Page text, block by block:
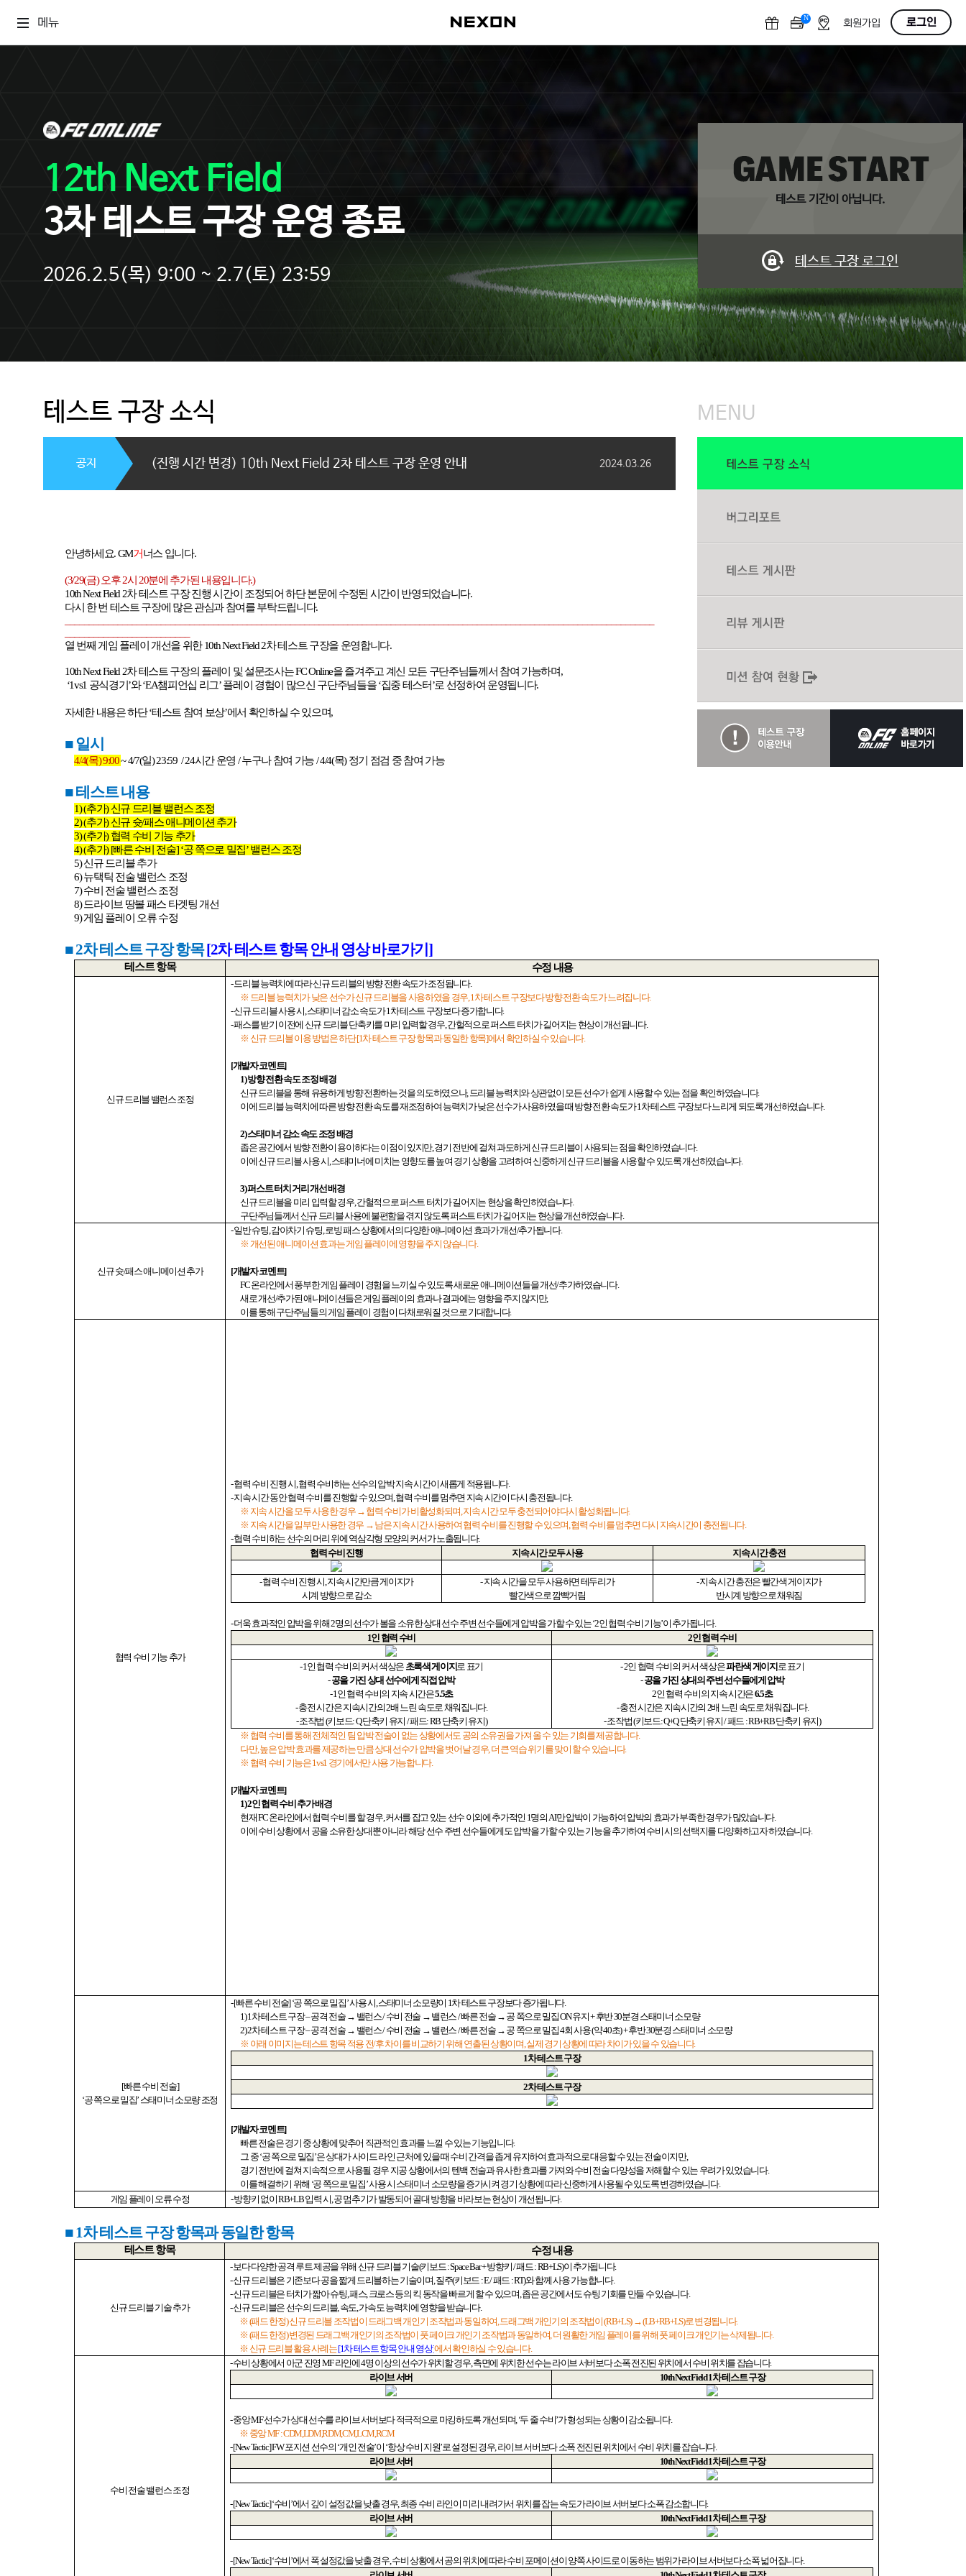
메뉴 N
F
회원가입 로그인
테스트 구장 로그인
테스트 기간이 아닙니다.
12th Next Field
3차 테스트 구장 운영 종료
2026.2.5(목) 9:00 ~ 2.7(토) 23:59
테스트 구장 소식
(진행 시간 변경) 10th Next Field 2차 테스트 구장 운영 안내
공지 2024.03.26
안녕하세요. GM거너스 입니다.
(3/29(금)오후 2시 20분에 추가된 내용입니다.)
10th Next Field 2차 테스트 구장 진행 시간이 조정되어 하단 본문에 수정된 시간이 반영되었습니다.
다시 한 번 테스트 구장에 많은 관심과 참여를 부탁드립니다.
열 번째 게임 플레이 개선을 위한10th Next Field 2차 테스트 구장을 운영합니다.
10th Next Field 2차 테스트 구장의 플레이 및 설문조사는FC Online을 즐겨주고 계신 모든 구단주님들께서 참여 가능하며,
‘1vs1 공식경기 ’와‘EA챔피언십 리그’플레이 경험이 많으신 구단주님들을‘집중 테스터’로 선정하여 운영됩니다.
자세한 내용은 하단‘테스트 참여 보상’에서 확인하실 수 있으며,
■일시
4/4(목) 9:00~ 4/7(일) 23:59 / 24시간 운영 /누구나 참여 가능/ 4/4(목)정기 점검 중 참여 가능
■테스트 내용
1) (추가)신규 드리블 밸런스 조정
2) (추가)신규 슛/패스 애니메이션 추가
3) (추가)협력 수비 기능 추가
4) (추가) [빠른 수비 전술] ‘공 쪽으로 밀집’밸런스 조정
5)신규 드리블 추가
6)뉴택틱 전술 밸런스 조정
7)수비 전술 밸런스 조정
8)드라이브 땅볼 패스 타겟팅 개선
9)게임 플레이 오류 수정
■ 2차 테스트 구장 항목[2차 테스트항목 안내 영상바로가기]
테스트 항목 수정 내용
신규드리블 밸런스 조정
-드리블 능력치에 따라 신규 드리블의 방향 전환 속도가 조정됩니다.
※ 드리블 능력치가 낮은 선수가 신규 드리블을 사용하였을 경우, 1차 테스트 구장보다 방향 전환 속도가 느려집니다.
-신규 드리블 사용 시,스태미너 감소 속도가1차 테스트 구장보다 증가합니다.
-패스를 받기 이전에 신규 드리블 단축키를 미리 입력할 경우,간헐적으로 퍼스트 터치가 길어지는 현상이 개선됩니다.
※ 신규 드리블 이용 방법은 하단[1차 테스트 구장 항목과 동일한 항목]에서 확인하실 수 있습니다.
[개발자 코멘트]
1)방향 전환 속도 조정 배경
신규 드리블을 통해 유용하게 방향 전환하는 것을 의도하였으나,드리블 능력치와 상관없이 모든 선수가 쉽게 사용할 수 있는 점을 확인하였습니다.
이에 드리블 능력치에 따른 방향 전환 속도를 재조정하여 능력치가 낮은 선수가 사용하였을 때 방향 전환 속도가1차 테스트 구장보다 느리게 되도록 개선하였습니다.
2)스태미너 감소 속도 조정 배경
좁은 공간에서 방향 전환이 용이하다는 이점이 있지만,경기 전반에 걸쳐 과도하게 신규 드리블이 사용되는 점을 확인하였습니다.
이에 신규 드리블 사용 시,스태미너에 미치는 영향도를 높여 경기 상황을 고려하여 신중하게 신규 드리블을 사용할 수 있도록 개선하였습니다.
3)퍼스트 터치 거리 개선 배경
신규 드리블을 미리 입력할 경우,간헐적으로 퍼스트 터치가 길어지는 현상을 확인하였습니다.
구단주님들께서 신규 드리블 사용에 불편함을 겪지 않도록 퍼스트 터치가 길어지는 현상을 개선하였습니다.
신규 슛/패스 애니메이션 추가
-일반 슈팅,감아차기 슈팅,로빙 패스 상황에서의 다양한 애니메이션 효과가 개선/추가됩니다.
※ 개선된 애니메이션 효과는 게임 플레이에 영향을 주지 않습니다.
[개발자 코멘트]
FC온라인에서 풍부한 게임 플레이 경험을 느끼실 수 있도록 새로운 애니메이션들을 개선/추가하였습니다.
새로 개선/추가된 애니메이션들은 게임 플레이의 효과나 결과에는 영향을 주지 않지만,
이를 통해 구단주님들의 게임 플레이 경험이 다채로워질 것으로 기대합니다.
협력 수비 기능 추가
-협력 수비 진행 시,협력 수비하는 선수의 압박 지속 시간이 새롭게 적용됩니다.
-지속 시간 동안 협력 수비를 진행할 수 있으며,협력 수비를 멈추면 지속 시간이 다시 충전됩니다.
※ 지속 시간을 모두 사용한 경우 → 협력 수비가 비활성화되며,지속 시간 모두 충전되어야 다시 활성화됩니다.
※ 지속 시간을 일부만 사용한 경우 → 남은 지속 시간 사용하여 협력 수비를 진행할 수 있으며,협력 수비를 멈추면 다시 지속시간이 충전됩니다.
-협력 수비하는 선수의 머리 위에 역삼각형 모양의 커서가 노출됩니다.
협력 수비 진행
지속 시간 모두 사용 지속 시간 충전
-협력 수비 진행 시,지속 시간만큼 게이지가
시계 방향으로 감소
-지속 시간을 모두 사용하면 테두리가
빨간색으로 깜빡거림
-지속 시간 충전은 빨간색 게이지가
반시계 방향으로 채워짐
-더욱 효과적인 압박을 위해2명의 선수가 볼을 소유한 상대 선수 주변 선수들에게 압박을 가할 수 있는‘2인 협력 수비 기능’이 추가됩니다.
1인 협력 수비 2인 협력 수비
- 1인 협력 수비의 커서 색상은 초록색 게이지 로 표기
-공을 가진 상대 선수에게 직접 압박
- 1인 협력 수비의 지속 시간은5.5초
-충전 시간은 지속시간의2배 느린 속도로 채워집니다.
-조작법 (키보드: Q단축키 유지 /패드: RB 단축키 유지)
- 2인 협력 수비의 커서 색상은파란색 게이지 로 표기
-공을 가진 상대의 주변 선수들에게 압박
2인 협력 수비의 지속 시간은6.5초
-충전 시간은 지속시간의 2배 느린 속도로 채워집니다.
-조작법(키보드: Q+Q단축키 유지/패드 : RB+RB단축키 유지)
※ 협력 수비를 통해 전체적인 팀 압박 전술이 없는 상황에서도 공의 소유권을 가져 올 수 있는 기회를 제공합니다.
다만,높은 압박 효과를 제공하는 만큼 상대 선수가 압박을 벗어날 경우,더 큰 역습 위기를 맞이 할 수 있습니다.
※ 협력 수비 기능은1vs1 경기에서만 사용 가능합니다.
[개발자 코멘트]
1) 2인 협력 수비 추가 배경
현재FC온라인에서 협력 수비를 할 경우,커서를 잡고 있는 선수 이외에 추가적인 1명의AI만 압박이 가능하여 압박의 효과가 부족한 경우가 많았습니다.
이에 수비 상황에서 공을 소유한 상대뿐 아니라 해당 선수 주변 선수들에게도 압박을 가할 수 있는 기능을 추가하여 수비 시의 선택지를 다양화하고자 하였습니다.
[빠른 수비 전술]
‘공 쪽으로 밀집’ 스태미너 소모량 조정
- [빠른 수비 전술] ‘공 쪽으로 밀집’사용 시,스태미너 소모량이 1차 테스트 구장보다 증가됩니다.
1) 1차 테스트 구장–공격 전술 → 밸런스/수비 전술 → 밸런스/빠른 전술 → 공 쪽으로 밀집ON유지+후반30분경 스태미너 소모량
2) 2차 테스트 구장–공격 전술 → 밸런스/수비 전술 → 밸런스/빠른 전술 → 공 쪽으로 밀집4회 사용(약40초) +후반30분경 스태미너 소모량
※ 아래 이미지는 테스트 항목 적용 전/후 차이를 비교하기 위해 연출된 상황이며,실제 경기 상황에 따라 차이가 있을 수 있습니다.
1차 테스트 구장
2차 테스트 구장
[개발자 코멘트]
빠른 전술은 경기 중 상황에 맞추어 직관적인 효과를 느낄 수 있는 기능입니다.
그 중‘공 쪽으로 밀집’은 상대가 사이드 라인 근처에 있을 때 수비 간격을 좁게 유지하여 효과적으로 대응할 수 있는 전술이지만,
경기 전반에 걸쳐 지속적으로 사용될 경우 지공 상황에서의 텐백 전술과 유사한 효과를 가져와 수비 전술 다양성을 저해할 수 있는 우려가 있었습니다.
이를 해결하기 위해 ‘공 쪽으로 밀집’사용 시 스태미너 소모량을 증가시켜 경기 상황에 따라 신중하게 사용될 수 있도록 변경하였습니다.
게임 플레이 오류 수정
-방향키 없이RB+LB입력 시,공 멈추기가 발동되어 골대 방향을 바라보는 현상이 개선됩니다.
■ 1차 테스트 구장 항목과 동일한 항목
테스트 항목 수정 내용
신규드리블 기술 추가
-보다 다양한 공격 루트 제공을 위해 신규 드리블 기술(키보드: Space Bar +방향키/패드: RB+LS)이 추가됩니다.
-신규 드리블은 기존보다 공을 짧게 드리블하는 기술이며,질주(키보드: E /패드 : RT)와 함께 사용 가능합니다.
-신규 드리블은 터치가 짧아 슈팅,패스,크로스 등의 킥 동작을 빠르게 할 수 있으며,좁은 공간에서도 슈팅 기회를 만들 수 있습니다.
-신규 드리블은 선수의 드리블,속도,가속도 능력치에 영향을 받습니다.
※ (패드 한정)신규 드리블 조작법이 드래그백 개인기 조작법과 동일하여,드래그백 개인기의 조작법이(RB+LS) →(LB+RB+LS)로 변경됩니다.
※ (패드 한정)변경된 드래그백 개인기의 조작법이 풋 페이크 개인기 조작법과 동일하여,더 원활한 게임 플레이를 위해 풋 페이크 개인기는 삭제됩니다.
※ 신규 드리블 활용 사례는[1차테스트항목안내 영상]에서 확인하실 수 있습니다.
수비 전술 밸런스 조정
-수비 상황에서 아군 진영 MF라인에4명 이상의 선수가 위치할 경우,측면에 위치한 선수는 라이브 서버보다 소폭 전진된 위치에서 수비 위치를 잡습니다.
라이브 서버
10th Next Field 1차 테스트 구장
-중앙MF선수가 상대 선수를 라이브 서버보다 적극적으로 마킹하도록 개선되며, ‘두 줄 수비’가 형성되는 상황이 감소됩니다.
※ 중앙MF : CDM,LDM,RDM,CM,LCM,RCM
- [New Tactic] FW포지션 선수의 ‘개인 전술’이 ‘항상 수비 지원’로 설정된 경우,라이브 서버보다 소폭 전진된 위치에서 수비 위치를 잡습니다.
라이브 서버
10th Next Field 1차 테스트 구장
- [New Tactic] ‘수비’에서 깊이 설정값을 낮출 경우,최종 수비 라인이 미리 내려가서 위치를 잡는 속도가 라이브 서버보다 소폭 감소합니다.
라이브 서버
10th Next Field 1차 테스트 구장
- [New Tactic] ‘수비’에서 폭 설정값을 낮출 경우,수비 상황에서 공의 위치에 따라 수비 포메이션이 양쪽 사이드로 이동하는 범위가 라이브 서버보다 소폭 넓어집니다.
MENU